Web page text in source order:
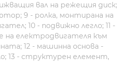
вал на режещия диск;
9 - ролка, монтирана на
10 - подвижно легло; 11 -
на електродвигателя към
12 - машинна основа -
13 - структурен елемент,